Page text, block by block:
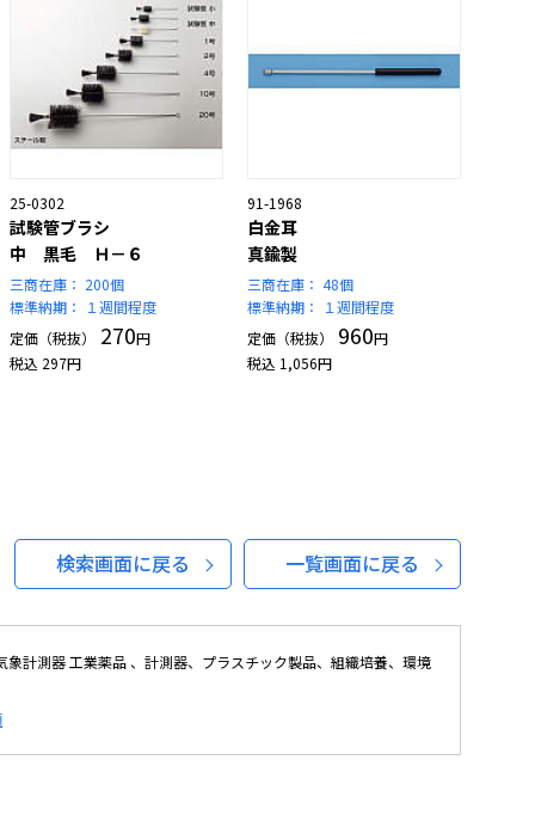
25-0302
試験管ブラシ
中 黒毛 Ｈ－６
三商在庫： 200個
標準納期：
１週間程度
定価（税抜）
270円
税込 297円
91-1968
白金耳
真鍮製
三商在庫： 48個
標準納期：
１週間程度
定価（税抜）
960円
税込 1,056円
検索画面に戻る 一覧画面に戻る
計測器 工業薬品 、計測器、プラスチック製品、組織培養、環境